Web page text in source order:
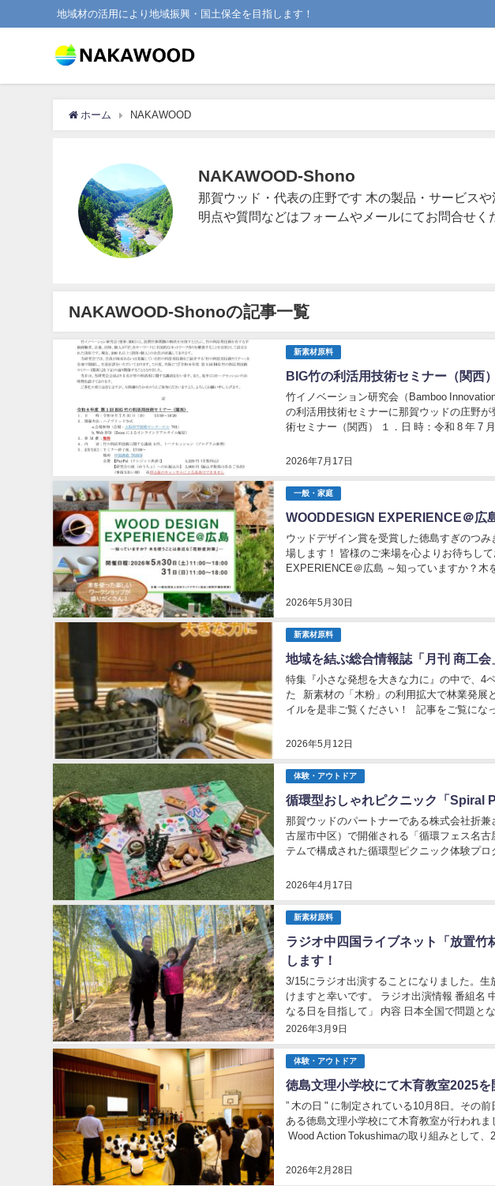
地域材の活用により地域振興・国土保全を目指します！
ホーム NAKAWOOD
NAKAWOOD-Shono
那賀ウッド・代表の庄野です 木の製品・サービス
明点や質問などはフォームやメールにてお問合せく
NAKAWOOD-Shonoの記事一覧
新素材原料
BIG竹の利活用技術セミナー（関西
2026年7月17日
竹イノベーション研究会（Bamboo
の利活用技術セミナーに那賀ウッドの庄野
術セミナー（関西） １．日 時：令和 8 年 7
一般・家庭
WOODDESIGN EXPERIENCE＠広
2026年5月30日
ウッドデザイン賞を受賞した徳島すぎのつ
場します！ 皆様のご来場を心よりお待ちしております！ 以下、イベント情
EXPERIENCE＠広島 ～知っていますか？木
新素材原料
地域を結ぶ総合情報誌「月刊 商工会
2026年5月12日
特集『小さな発想を大きな力に』の中で、4
た 新素材の「木粉」の利用拡大で林業発展
イルを是非ご覧ください！ 記事をご覧にな
体験・アウトドア
循環型おしゃれピクニック「Spiral
2026年4月17日
那賀ウッドのパートナーである株式会社折
古屋市中区）で開催される「循環フェス名
テムで構成された循環型ピクニック体験プ
新素材原料
ラジオ中四国ライブネット「放置
します！
2026年3月9日
3/15にラジオ出演することになりました。
けますと幸いです。 ラジオ出演情報 番組名
なる日を目指して」 内容 日本全国で問題と
ノコ産地だった徳島県阿南市も例外ではあり
体験・アウトドア
徳島文理小学校にて木育教室2025を
2026年2月28日
” 木の日 " に制定されている10月8日。その
ある徳島文理小学校にて木育教室が行われ
Wood Action Tokushimaの取り組みとして